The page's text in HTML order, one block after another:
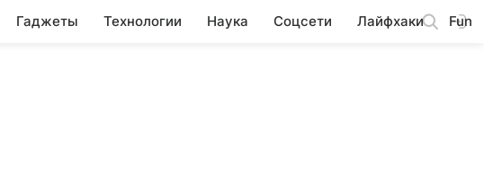
Гаджеты Технологии Наука Соцсети Лайфхаки Fun